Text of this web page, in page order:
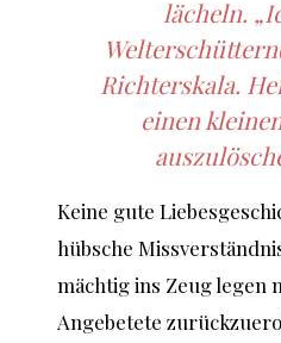
lächeln.
Richterskala.
einen
Keine gute
hübsche
mächtig ins Zeug legen
Angebetete